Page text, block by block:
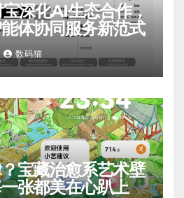
深化AI生态合作，
体协同服务新范式
数码猫
宝藏治愈系艺术壁
张都美在心趴上